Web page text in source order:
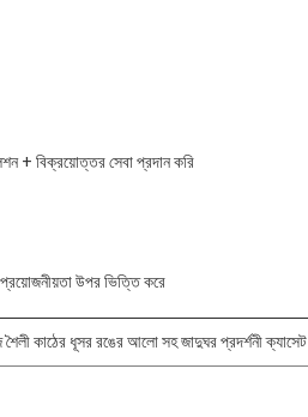
+ বিক্রয়োত্তর সেবা প্রদান করি
প্রয়োজনীয়তা উপর ভিত্তি করে
কাঠের ধূসর রঙের আলো সহ জাদুঘর প্রদর্শনী ক্যাসেট